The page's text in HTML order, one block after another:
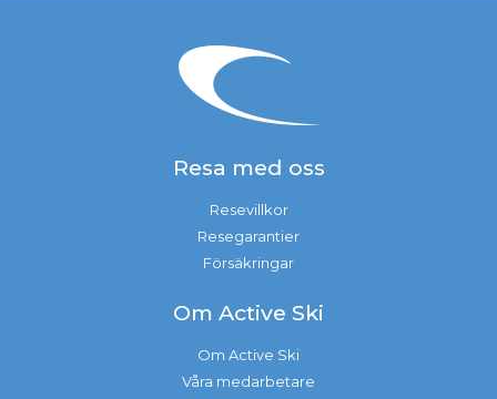
Resa med oss
Resevillkor
Resegarantier
Försäkringar
Om Active Ski
Om Active Ski
Våra medarbetare